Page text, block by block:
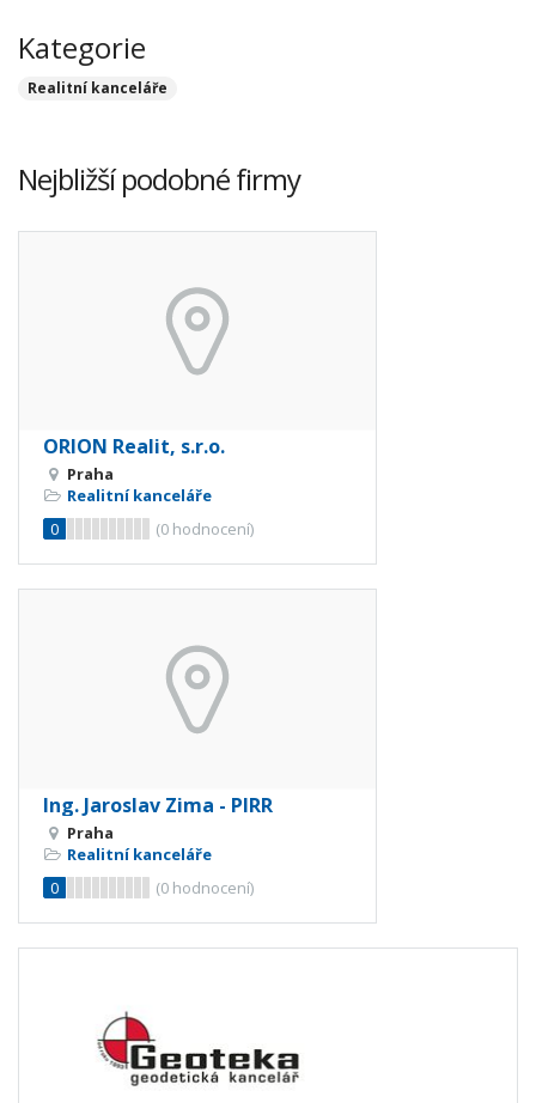
Kategorie
Realitní kanceláře
Nejbližší podobné firmy
ORION Realit, s.r.o.
Praha
Realitní kanceláře
0
(0 hodnocení)
Ing. Jaroslav Zima - PIRR
Praha
Realitní kanceláře
0
(0 hodnocení)